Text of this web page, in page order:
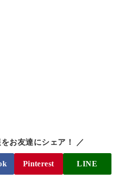
お友達にシェア！ ／
Pinterest LINE